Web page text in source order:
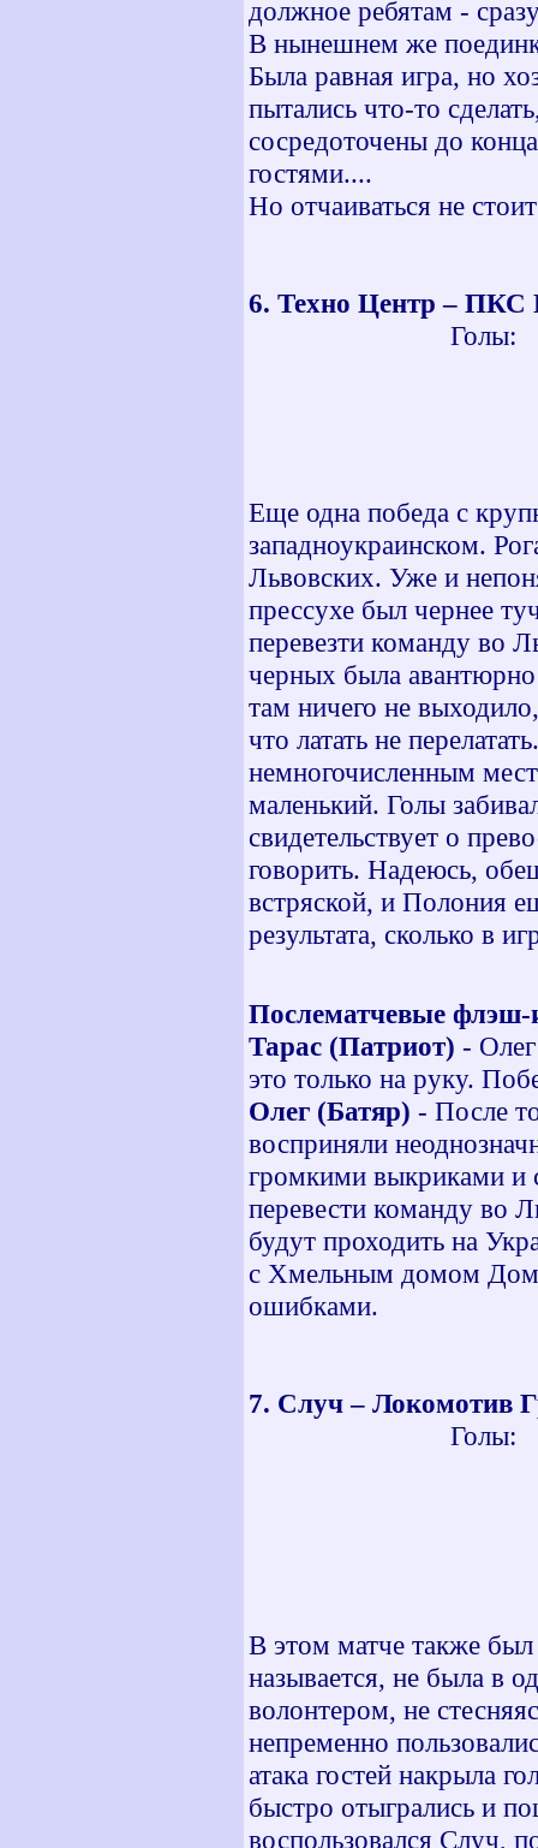
должное ребятам -
В нынешнем же
Была равная игра, но
пытались что-то
сосредоточены до
гостями....
Но отчаиваться не
6. Техно Центр –
Голы: 6
Еще одна победа с
западноукраинском.
Львовских. Уже и
прессухе был чернее
перевезти команду во
черных была
там ничего не
что латать не
немногочисленным
маленький. Голы
свидетельствует о
говорить. Надеюсь,
встряской, и Полония
результата, сколько в
Послематчевые
Тарас (Патриот) -
это только на руку.
Олег (Батяр) - После
восприняли
громкими выкриками и
перевести команду во
будут проходить на
с Хмельным домом
ошибками.
7. Случ – Локомотив
Голы: 3
В этом матче также был
называется, не была в
волонтером, не
непременно
атака гостей накрыла
быстро отыгрались и
воспользовался Случ,